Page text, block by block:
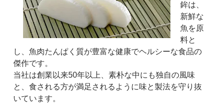
鉾は、
新鮮な
魚を原
料と
し、魚肉たんぱく質が豊富な健康でヘルシーな食品の
傑作です。
当社は創業以来50年以上、素朴な中にも独自の風味
と、食される方が満足されるように味と製法を守り抜
いています。